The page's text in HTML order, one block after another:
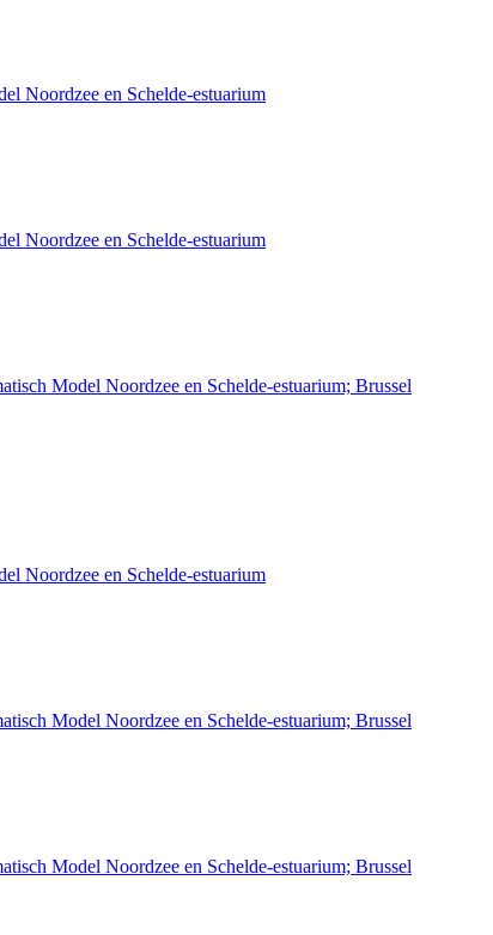
Noordzee en Schelde-estuarium
Noordzee en Schelde-estuarium
Model Noordzee en Schelde-estuarium; Brussel
Noordzee en Schelde-estuarium
Model Noordzee en Schelde-estuarium; Brussel
Model Noordzee en Schelde-estuarium; Brussel